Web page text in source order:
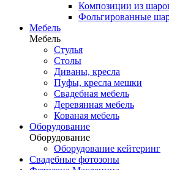
Композиции из
Фольгированные
Мебель
Мебель
Стулья
Столы
Диваны, кресла
Пуфы, кресла мешки
Свадебная мебель
Деревянная мебель
Кованая мебель
Оборудование
Оборудование
Оборудование кейтеринг
Свадебные фотозоны